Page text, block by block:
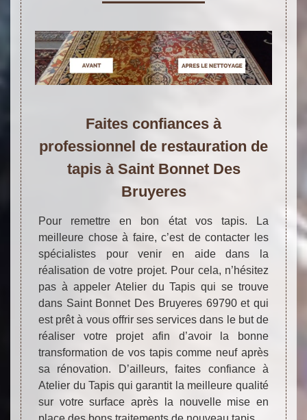
Faites confiances à
professionnel de restauration de
tapis à Saint Bonnet Des
Bruyeres
Pour remettre en bon état vos tapis. La
meilleure chose à faire, c’est de contacter les
spécialistes pour venir en aide dans la
réalisation de votre projet. Pour cela, n’hésitez
pas à appeler Atelier du Tapis qui se trouve
dans Saint Bonnet Des Bruyeres 69790 et qui
est prêt à vous offrir ses services dans le but de
réaliser votre projet afin d’avoir la bonne
transformation de vos tapis comme neuf après
sa rénovation. D’ailleurs, faites confiance à
Atelier du Tapis qui garantit la meilleure qualité
sur votre surface après la nouvelle mise en